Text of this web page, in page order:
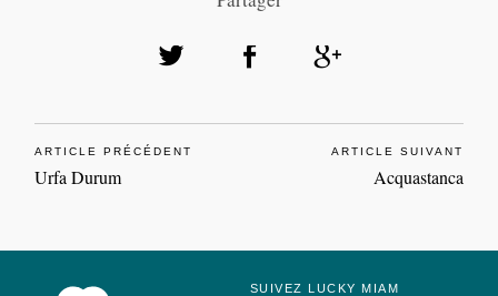
ARTICLE PRÉCÉDENT
Urfa Durum
ARTICLE SUIVANT
Acquastanca
SUIVEZ LUCKY MIAM